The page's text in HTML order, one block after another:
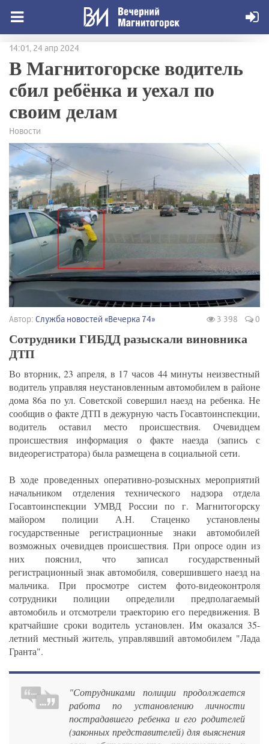
14:01, 24 апр 2024
В Магнитогорске водитель
сбил ребёнка и уехал по
своим делам
Новости
Автор: Служба новостей «Вечерка 74» 3 398 0
Сотрудники ГИБДД разыскали виновника
ДТП
Во вторник, 23 апреля, в 17 часов 44 минуты неизвестный
водитель управляя неустановленным автомобилем в районе
дома 86а по ул. Советской совершил наезд на ребенка. Не
сообщив о факте ДТП в дежурную часть Госавтоинспекции,
водитель оставил место происшествия. Очевидцем
происшествия информация о факте наезда (запись с
видеорегистратора) была размещена в социальной сети.
В ходе проведенных оперативно-розыскных мероприятий
начальником отделения технического надзора отдела
Госавтоинспекции УМВД России по г. Магнитогорску
майором полиции А.Н. Стаценко установлены
государственные регистрационные знаки автомобилей
возможных очевидцев происшествия. При опросе один из
них пояснил, что записал государственный
регистрационный знак автомобиля, совершившего наезд на
мальчика. При просмотре систем фото-видеоконтроля
сотрудники полиции определили предполагаемый
автомобиль и отсмотрели траекторию его передвижения. В
кратчайшие сроки водитель установлен. Им оказался 35-
летний местный житель, управлявший автомобилем "Лада
Гранта".
"Сотрудниками полиции продолжается
работа по установлению личности
пострадавшего ребенка и его родителей
(законных представителей) для выяснения